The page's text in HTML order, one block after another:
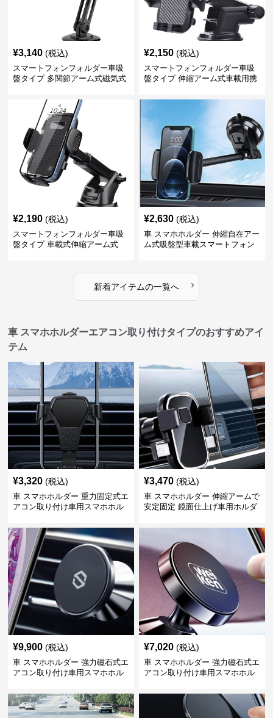
¥3,140 (税込)
スマートフォンフォルダー車吸
盤タイプ 多関節アーム式磁気式
¥2,150 (税込)
スマートフォンフォルダー車吸
盤タイプ 伸縮アーム式車載用携
¥2,190 (税込)
スマートフォンフォルダー車吸
盤タイプ 車載式伸縮アーム式
¥2,630 (税込)
車 スマホホルダー 伸縮自在アー
ム式吸盤型車載スマートフォン
新着アイテムの一覧へ ›
車 スマホホルダーエアコン取り付けタイプのおすすめアイ
テム
¥3,320 (税込)
車 スマホホルダー 重力固定式エ
アコン取り付け車用スマホホル
¥3,470 (税込)
車 スマホホルダー 伸縮アームで
安定固定 鏡面仕上げ車用ホルダ
¥9,900 (税込)
車 スマホホルダー 強力磁石式エ
アコン取り付け車用スマホホル
¥7,020 (税込)
車 スマホホルダー 強力磁石式エ
アコン取り付け車用スマホホル